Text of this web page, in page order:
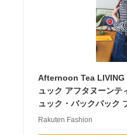
Afternoon Tea LIVING
ュック アフタヌーンテ
ュック・バックパック
Rakuten Fashion